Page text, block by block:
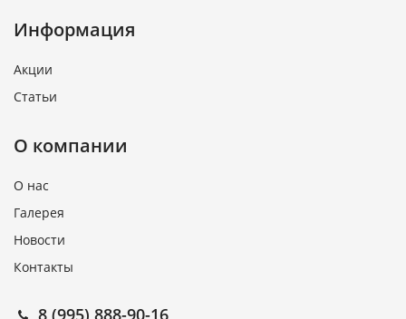
Информация
Акции
Статьи
О компании
О нас
Галерея
Новости
Контакты
8 (995) 888-90-16